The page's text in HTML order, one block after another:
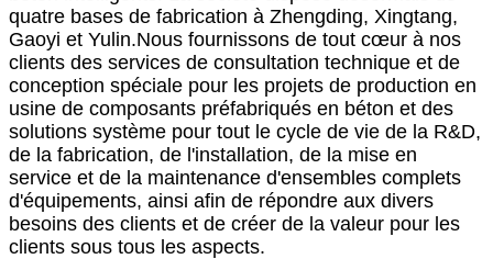
quatre bases de fabrication à Zhengding, Xingtang,
Gaoyi et Yulin.Nous fournissons de tout cœur à nos
clients des services de consultation technique et de
conception spéciale pour les projets de production en
usine de composants préfabriqués en béton et des
solutions système pour tout le cycle de vie de la R&D,
de la fabrication, de l'installation, de la mise en
service et de la maintenance d'ensembles complets
d'équipements, ainsi afin de répondre aux divers
besoins des clients et de créer de la valeur pour les
clients sous tous les aspects.